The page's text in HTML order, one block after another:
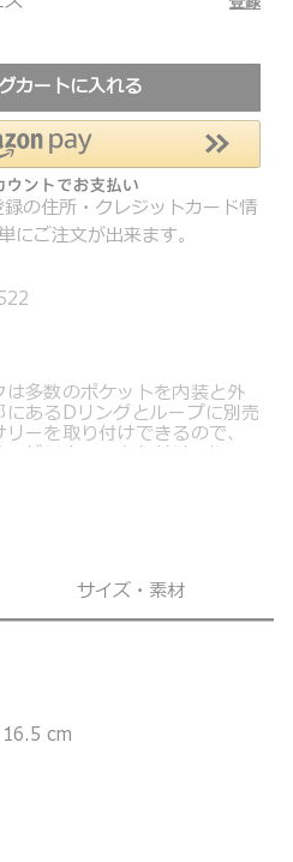
カートに入れる
の住所・クレジットカード情
にご注文が出来ます。
は多数のポケットを内装と外
あるDリングとループに別売
ーを取り付けできるので、
ビジネスアクセサリーや
く収納できます。またペッ
久性を備えながらも、現在
ザインと、ファッションエ
コレクション。通勤に最適の
する場合があります。
サイズ・素材
16.5 cm